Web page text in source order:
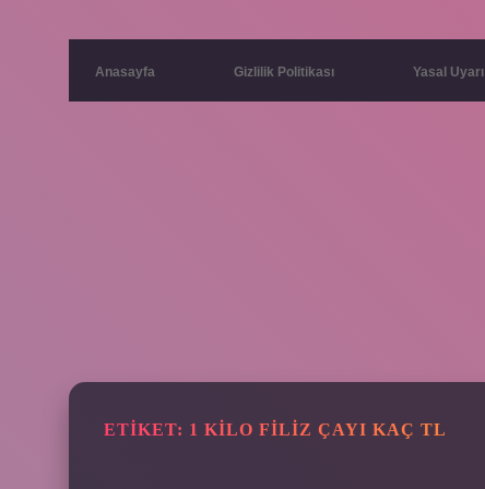
Anasayfa Gizlilik Politikası Yasal Uyarı
ETIKET: 1 KILO FILIZ ÇAYI KAÇ TL